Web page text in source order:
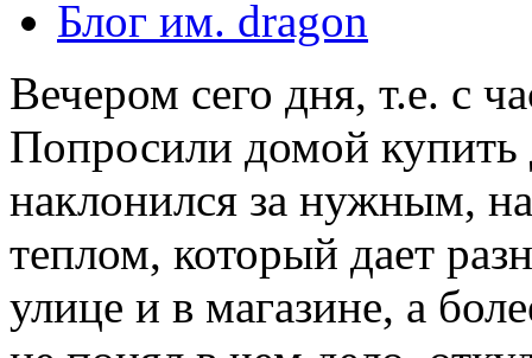
Блог им. dragon
Вечером сего дня, т.е. с
Попросили домой купить
наклонился за нужным,
теплом, который дает
улице и в магазине, а